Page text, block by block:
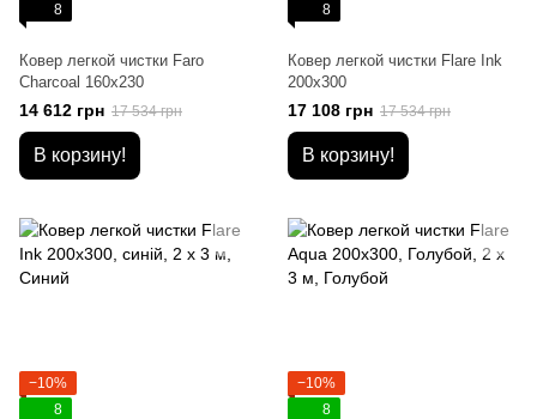
8
Ковер легкой чистки Faro
Charcoal 160x230
14 612 грн 17 534 грн
В корзину!
8
Ковер легкой чистки Flare Ink
200x300
17 108 грн 17 534 грн
В корзину!
−10%
8
−10%
8